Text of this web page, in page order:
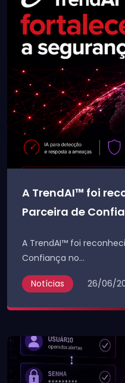
A TrendAI™ foi
Parceira de
A TrendAI™ foi
Confiança no...
Notícias 26/06/